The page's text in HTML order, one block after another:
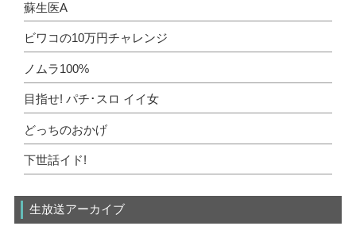
蘇生医A
ビワコの10万円チャレンジ
ノムラ100%
目指せ! パチ･スロ イイ女
どっちのおかげ
下世話イド!
生放送アーカイブ